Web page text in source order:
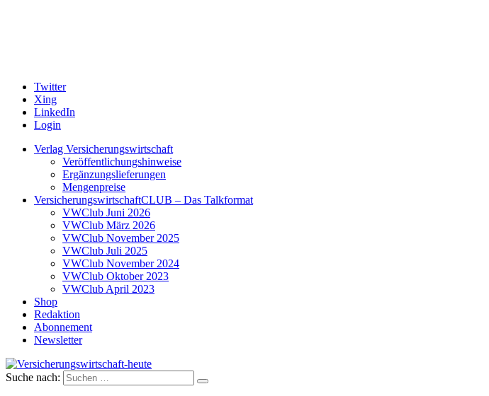
Twitter
Xing
LinkedIn
Login
Verlag Versicherungswirtschaft
Veröffentlichungshinweise
Ergänzungslieferungen
Mengenpreise
VersicherungswirtschaftCLUB – Das Talkformat
VWClub Juni 2026
VWClub März 2026
VWClub November 2025
VWClub Juli 2025
VWClub November 2024
VWClub Oktober 2023
VWClub April 2023
Shop
Redaktion
Abonnement
Newsletter
Versicherungswirtschaft-heute
Suche nach: